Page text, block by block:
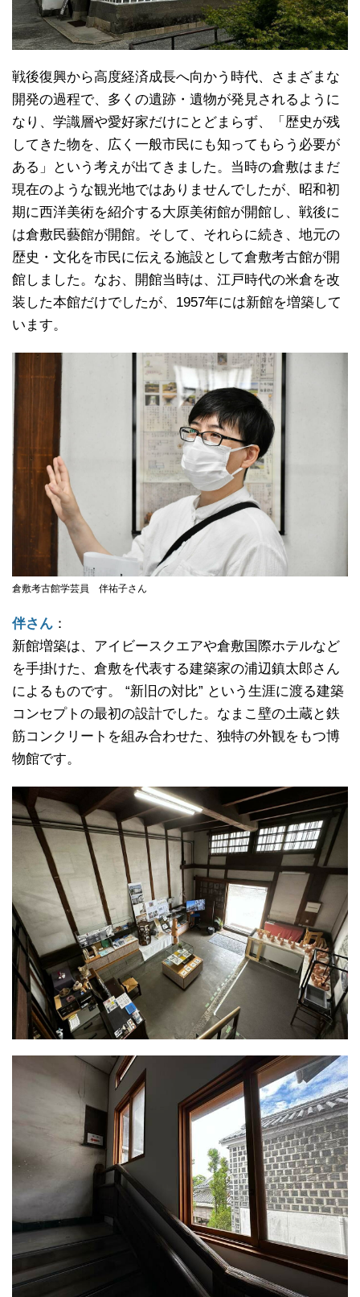
戦後復興から高度経済成長へ向かう時代、さまざまな
開発の過程で、多くの遺跡・遺物が発見されるように
なり、学識層や愛好家だけにとどまらず、「歴史が残
してきた物を、広く一般市民にも知ってもらう必要が
ある」という考えが出てきました。当時の倉敷はまだ
現在のような観光地ではありませんでしたが、昭和初
期に西洋美術を紹介する大原美術館が開館し、戦後に
は倉敷民藝館が開館。そして、それらに続き、地元の
歴史・文化を市民に伝える施設として倉敷考古館が開
館しました。なお、開館当時は、江戸時代の米倉を改
装した本館だけでしたが、1957年には新館を増築して
います。
倉敷考古館学芸員 伴祐子さん
伴さん ：
新館増築は、アイビースクエアや倉敷国際ホテルなど
を手掛けた、倉敷を代表する建築家の浦辺鎮太郎さん
によるものです。 “新旧の対比” という生涯に渡る建築
コンセプトの最初の設計でした。なまこ壁の土蔵と鉄
筋コンクリートを組み合わせた、独特の外観をもつ博
物館です。